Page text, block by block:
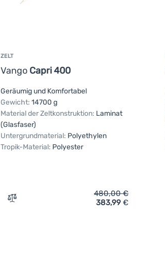
ZELT
Vango Capri 400
Geräumig und Komfortabel
Gewicht: 14700 g
Material der Zeltkonstruktion: Laminat
(Glasfaser)
Untergrundmaterial: Polyethylen
Tropik-Material: Polyester
Vergleichen
480,00€
383,99 €